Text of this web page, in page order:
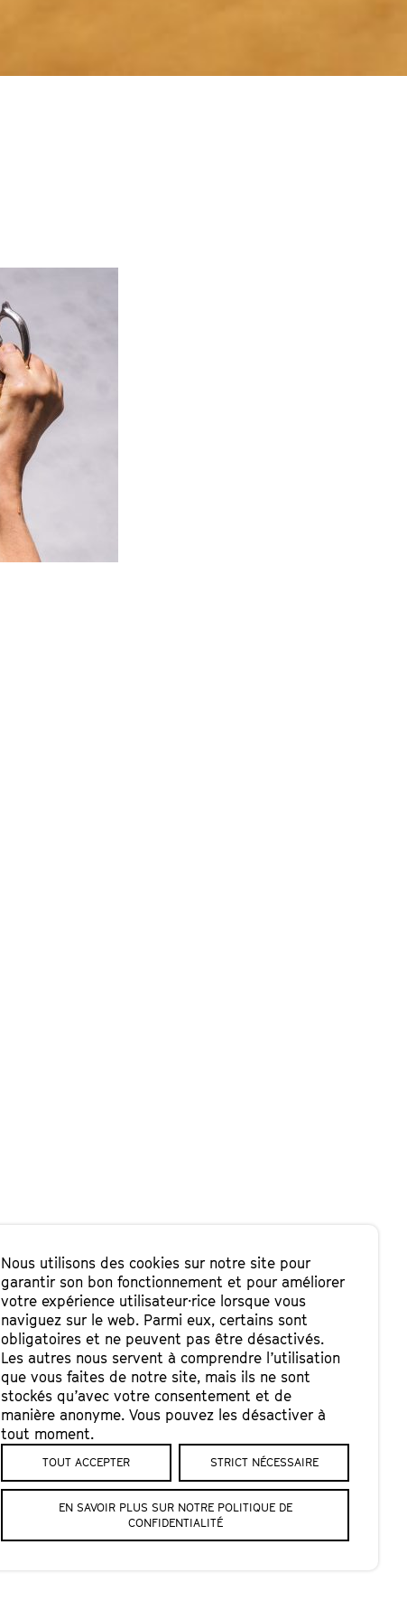
Nous utilisons des cookies sur notre site pour
garantir son bon fonctionnement et pour améliorer
votre expérience utilisateur·rice lorsque vous
naviguez sur le web. Parmi eux, certains sont
obligatoires et ne peuvent pas être désactivés.
Les autres nous servent à comprendre l’utilisation
que vous faites de notre site, mais ils ne sont
stockés qu’avec votre consentement et de
manière anonyme. Vous pouvez les désactiver à
tout moment.
TOUT ACCEPTER STRICT NÉCESSAIRE
EN SAVOIR PLUS SUR NOTRE POLITIQUE DE
CONFIDENTIALITÉ